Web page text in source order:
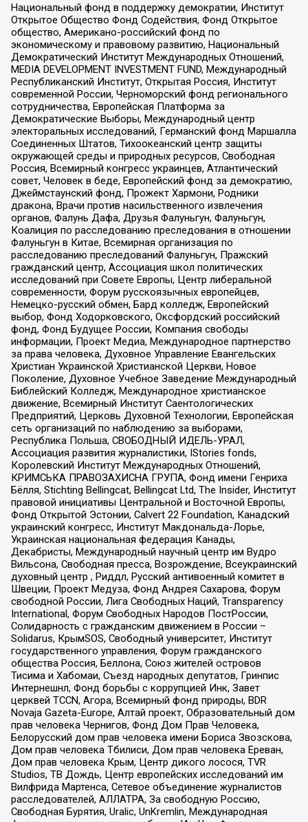
Национальный фонд в поддержку демократии, Институт
Открытое Общество Фонд Содействия, Фонд Открытое
общество, Американо-российский фонд по
экономическому и правовому развитию, Национальный
Демократический Институт Международных Отношений,
MEDIA DEVELOPMENT INVESTMENT FUND, Международный
Республиканский Институт, Открытая Россия, Институт
современной России, Черноморский фонд регионального
сотрудничества, Европейская Платформа за
Демократические Выборы, Международный центр
электоральных исследований, Германский фонд Маршалла
Соединенных Штатов, Тихоокеанский центр защиты
окружающей среды и природных ресурсов, Свободная
Россия, Всемирный конгресс украинцев, Атлантический
совет, Человек в беде, Европейский фонд за демократию,
Джеймстаунский фонд, Прожект Хармони, Родники
дракона, Врачи против насильственного извлечения
органов, Фалунь Дафа, Друзья Фалуньгун, Фалуньгун,
Коалиция по расследованию преследования в отношении
Фалуньгун в Китае, Всемирная организация по
расследованию преследований Фалуньгун, Пражский
гражданский центр, Ассоциация школ политических
исследований при Совете Европы, Центр либеральной
современности, Форум русскоязычных европейцев,
Немецко-русский обмен, Бард колледж, Европейский
выбор, Фонд Ходорковского, Оксфордский российский
фонд, Фонд Будущее России, Компания свободы
информации, Проект Медиа, Международное партнерство
за права человека, Духовное Управление Евангельских
Христиан Украинской Христианской Церкви, Новое
Поколение, Духовное Учебное Заведение Международный
Библейский Колледж, Международное христианское
движение, Всемирный Институт Саентологических
Предприятий, Церковь Духовной Технологии, Европейская
сеть организаций по наблюдению за выборами,
Республика Польша, СВОБОДНЫЙ ИДЕЛЬ-УРАЛ,
Ассоциация развития журналистики, IStories fonds,
Королевский Институт Международных Отношений,
КРИМСЬКА ПРАВОЗАХИСНА ГРУПА, Фонд имени Генриха
Бёлля, Stichting Bellingcat, Bellingcat Ltd, The Insider, Институт
правовой инициативы Центральной и Восточной Европы,
Фонд Открытой Эстонии, Calvert 22 Foundation, Канадский
украинский конгресс, Институт Макдональда-Лорье,
Украинская национальная федерация Канады,
Декабристы, Международный научный центр им Вудро
Вильсона, Свободная пресса, Возрождение, Всеукраинский
духовный центр , Риддл, Русский антивоенный комитет в
Швеции, Проект Медуза, Фонд Андрея Сахарова, Форум
свободной России, Лига Свободных Наций, Transparеncy
International, Форум Свободных Народов ПостРоссии,
Солидарность с гражданским движением в России –
Solidarus, КрымSOS, Свободный университет, Институт
государственного управления, Форум гражданского
общества Россия, Беллона, Союз жителей островов
Тисима и Хабомаи, Съезд народных депутатов, Гринпис
Интернешнл, Фонд борьбы с коррупцией Инк, Завет
церквей TCCN, Агора, Всемирный фонд природы, BDR
Novaja Gazeta-Europe, Алтай проект, Образовательный дом
прав человека Чернигов, Фонд Дом Прав Человека,
Белорусский дом прав человека имени Бориса Звозскова,
Дом прав человека Тбилиси, Дом прав человека Ереван,
Дом прав человека Крым, Центр дикого лосося, TVR
Studios, ТВ Дождь, Центр европейских исследований им
Вилфрида Мартенса, Сетевое объединение журналистов
расследователей, АЛЛАТРА, За свободную Россию,
Свободная Бурятия, Uralic, UnKremlin, Международная